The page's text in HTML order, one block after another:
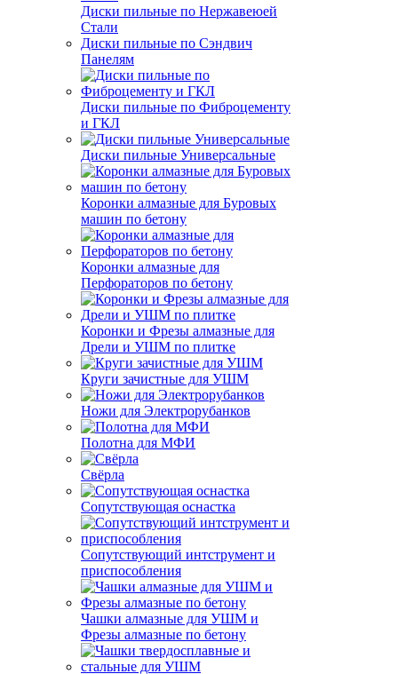
Диски пильные по Нержавеюей
Стали
Диски пильные по Сэндвич
Панелям
Диски пильные по Фиброцементу
и ГКЛ
Диски пильные Универсальные
Коронки алмазные для Буровых
машин по бетону
Коронки алмазные для
Перфораторов по бетону
Коронки и Фрезы алмазные для
Дрели и УШМ по плитке
Круги зачистные для УШМ
Ножи для Электрорубанков
Полотна для МФИ
Свёрла
Сопутствующая оснастка
Сопутствующий интструмент и
приспособления
Чашки алмазные для УШМ и
Фрезы алмазные по бетону